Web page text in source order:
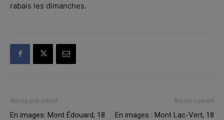
rabais les dimanches.
Article précédent
En images: Mont Édouard, 18
Article suivant
En images : Mont Lac-Vert, 18